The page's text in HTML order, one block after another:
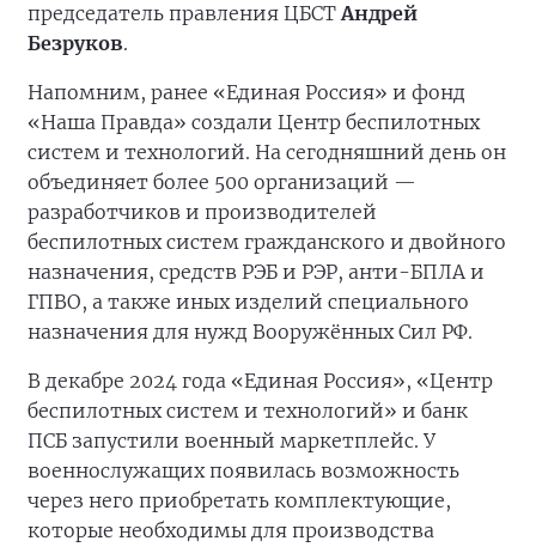
председатель правления ЦБСТАндрей
Безруков.
Напомним, ранее «Единая Россия» и фонд
«Наша Правда» создали Центр беспилотных
систем и технологий. На сегодняшний день он
объединяет более 500 организаций —
разработчиков и производителей
беспилотных систем гражданского и двойного
назначения, средств РЭБ и РЭР, анти-БПЛА и
ГПВО, а также иных изделий специального
назначения для нужд Вооружённых Сил РФ.
В декабре 2024 года «Единая Россия», «Центр
беспилотных систем и технологий» и банк
ПСБ запустили военный маркетплейс. У
военнослужащих появилась возможность
через него приобретать комплектующие,
которые необходимы для производства